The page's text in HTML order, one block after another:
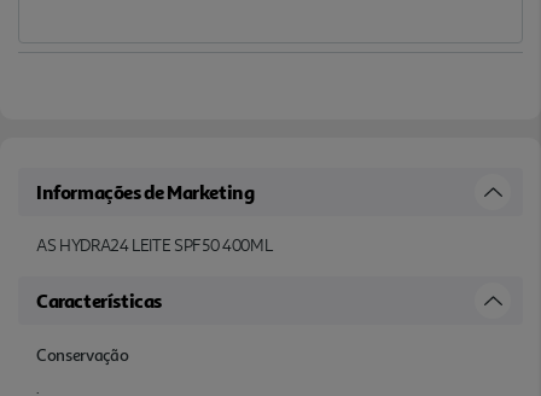
Informações de Marketing
AS HYDRA24 LEITE SPF50 400ML
Características
Conservação
.